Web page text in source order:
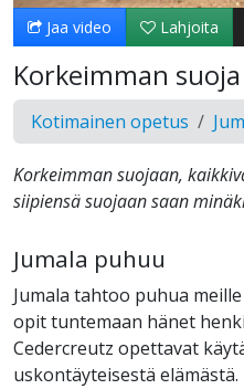
Jaa video Lahjoita
Korkeimman suoja
Kotimainen opetus
Korkeimman suojaan,
siipiensä suojaan saan
Jumala puhuu
Jumala tahtoo puhua
opit tuntemaan hänet
Cedercreutz opettavat
uskontäyteisestä elämästä.